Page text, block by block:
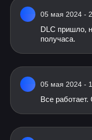
05 мая 2024 -
DLC пришло,
получаса.
05 мая 2024 -
Все работает.